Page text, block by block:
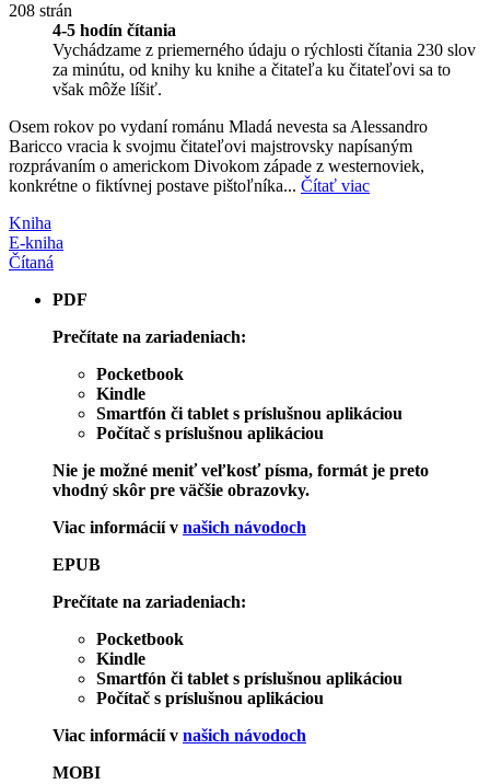
208 strán
4-5 hodín čítania
Vychádzame z priemerného údaju o rýchlosti čítania 230 slov
za minútu, od knihy ku knihe a čitateľa ku čitateľovi sa to
však môže líšiť.
Osem rokov po vydaní románu Mladá nevesta sa Alessandro
Baricco vracia k svojmu čitateľovi majstrovsky napísaným
rozprávaním o americkom Divokom západe z westernoviek,
konkrétne o fiktívnej postave pištoľníka... Čítať viac
Kniha
E-kniha
Čítaná
PDF
Prečítate na zariadeniach:
Pocketbook
Kindle
Smartfón či tablet s príslušnou aplikáciou
Počítač s príslušnou aplikáciou
Nie je možné meniť veľkosť písma, formát je preto
vhodný skôr pre väčšie obrazovky.
Viac informácií v našich návodoch
EPUB
Prečítate na zariadeniach:
Pocketbook
Kindle
Smartfón či tablet s príslušnou aplikáciou
Počítač s príslušnou aplikáciou
Viac informácií v našich návodoch
MOBI